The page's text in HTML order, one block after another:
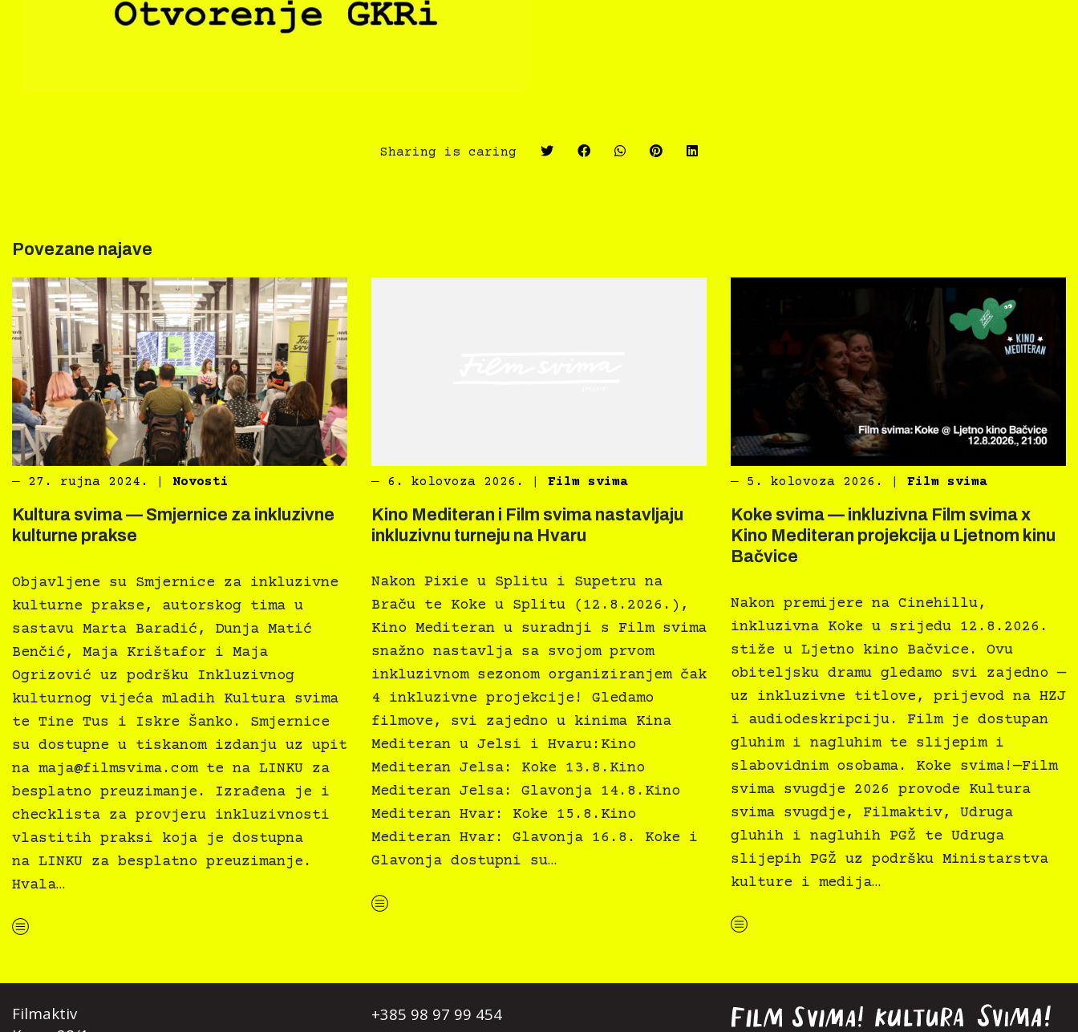
Sharing is caring
Povezane najave
― 27. rujna 2024. Novosti
Kultura svima — Smjernice za inkluzivne
kulturne prakse
Objavljene su Smjernice za inkluzivne
kulturne prakse, autorskog tima u
sastavu Marta Baradić, Dunja Matić
Benčić, Maja Krištafor i Maja
Ogrizović uz podršku Inkluzivnog
kulturnog vijeća mladih Kultura svima
te Tine Tus i Iskre Šanko. Smjernice
su dostupne u tiskanom izdanju uz upit
na maja@filmsvima.comte na LINKU za
besplatno preuzimanje. Izrađena je i
checklista za provjeru inkluzivnosti
vlastitih praksi koja je dostupna
na LINKU za besplatno preuzimanje.
Hvala…
“Kultura svima — Smjernice za inkluzivne kulturne prakse”
― 6. kolovoza 2026. Film svima
Kino Mediteran i Film svima nastavljaju
inkluzivnu turneju na Hvaru
Nakon Pixie u Splitu i Supetru na
Braču te Koke u Splitu (12.8.2026.),
Kino Mediteran u suradnji s Film svima
snažno nastavlja sa svojom prvom
inkluzivnom sezonom organiziranjem čak
4 inkluzivne projekcije! Gledamo
filmove, svi zajedno u kinima Kina
Mediteran u Jelsi i Hvaru:Kino
Mediteran Jelsa: Koke 13.8.Kino
Mediteran Jelsa: Glavonja 14.8.Kino
Mediteran Hvar: Koke 15.8.Kino
Mediteran Hvar: Glavonja 16.8. Koke i
Glavonja dostupni su…
“Kino Mediteran i Film svima nastavljaju inkluzivnu turneju na Hvaru”
― 5. kolovoza 2026. Film svima
Koke svima — inkluzivna Film svima x
Kino Mediteran projekcija u Ljetnom kinu
Bačvice
Nakon premijere na Cinehillu,
inkluzivna Koke u srijedu 12.8.2026.
stiže u Ljetno kino Bačvice. Ovu
obiteljsku dramu gledamo svi zajedno —
uz inkluzivne titlove, prijevod na HZJ
i audiodeskripciju. Film je dostupan
gluhim i nagluhim te slijepim i
slabovidnim osobama. Koke svima!—Film
svima svugdje 2026 provode Kultura
svima svugdje, Filmaktiv, Udruga
gluhih i nagluhih PGŽ te Udruga
slijepih PGŽ uz podršku Ministarstva
kulture i medija…
“Koke svima — inkluzivna Film svima x Kino Mediteran projekcija u Ljetnom kinu Bačvice”
Filmaktiv
+385 98 97 99 454